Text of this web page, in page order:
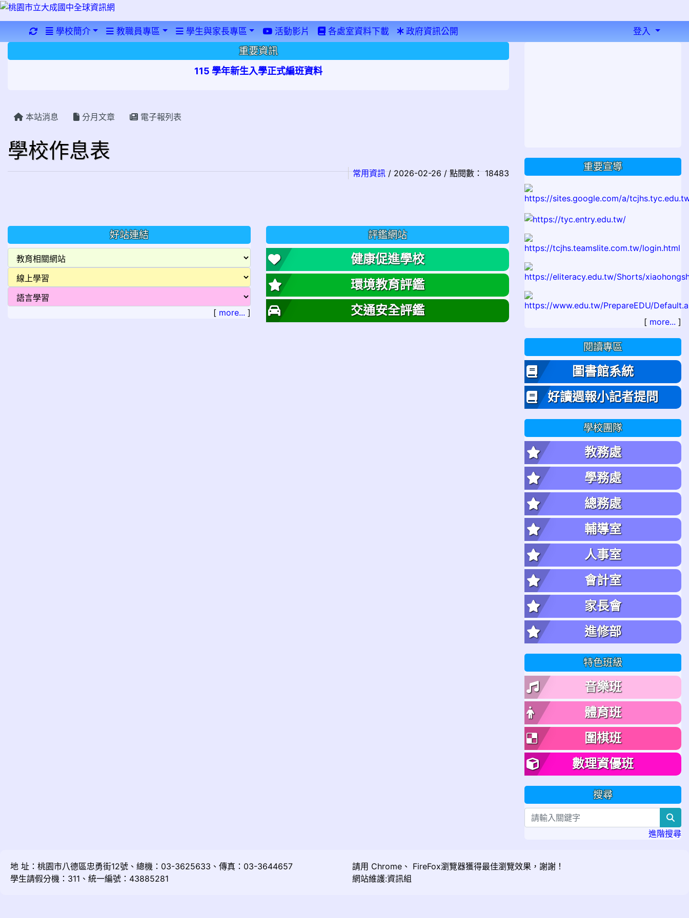
重新取得佈景設定
學校簡介 教職員專區 學生與家長專區 活動影片 各處室資料下載 政府資訊公開 登入
重要資訊
115 學年新生入學正式編班資料
本站消息 分月文章 電子報列表
學校作息表
常用資訊/ 2026-02-26 / 點閱數： 18483
好站連結
[ more... ]
評鑑網站
健康促進學校
環境教育評鑑
交通安全評鑑
重要宣導
[ more... ]
閱讀專區
圖書館系統
好讀週報小記者提問
學校團隊
教務處
學務處
總務處
輔導室
人事室
會計室
家長會
進修部
特色班級
音樂班
體育班
圍棋班
數理資優班
搜尋
進階搜尋
地 址：桃園市八德區忠勇街12號、總機：03-3625633、傳真：03-3644657
學生請假分機：311、統一編號：43885281
請用 Chrome 、 FireFox瀏覽器獲得最佳瀏覽效果，謝謝！
網站維護:資訊組